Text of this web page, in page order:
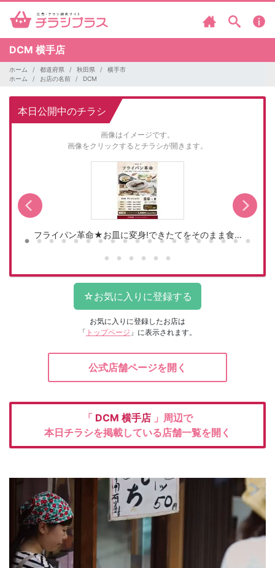
DCM 横手店
ホーム 都道府県 秋田県
横手市
ホーム
お店の名前 DCM
本日公開中のチラシ
画像はイメージです。
画像をクリックするとチラシが開きます。
フライパン革命★お皿に変身!できたてをそのまま食…
お気に入りに登録したお店は
「 トップページ 」に表示されます。
公式店舗ページを開く
「 DCM 横手店 」周辺で
本日チラシを掲載している店舗一覧を開く